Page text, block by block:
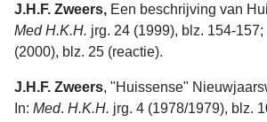
J.H.F. Zweers, Een beschrijving van
Med H.K.H. jrg. 24 (1999), blz. 154-157;
(2000), blz. 25 (reactie).
J.H.F. Zweers, "Huissense"
In: Med. H.K.H. jrg. 4 (1978/1979), blz.